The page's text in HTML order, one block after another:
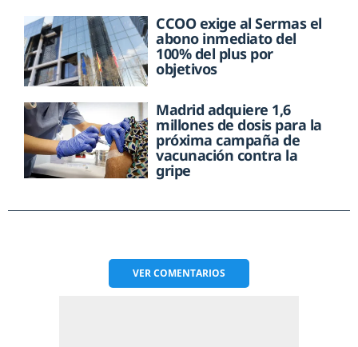
CCOO exige al Sermas el
abono inmediato del
100% del plus por
objetivos
Madrid adquiere 1,6
millones de dosis para la
próxima campaña de
vacunación contra la
gripe
VERCOMENTARIOS